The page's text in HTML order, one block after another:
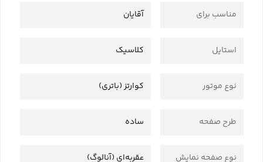
مناسب برای آقایان
استایل کلاسیک
نوع موتور کوارتز (باتری)
طرح صفحه ساده
نوع صفحه نمایش عقربه‌ای (آنالوگ)